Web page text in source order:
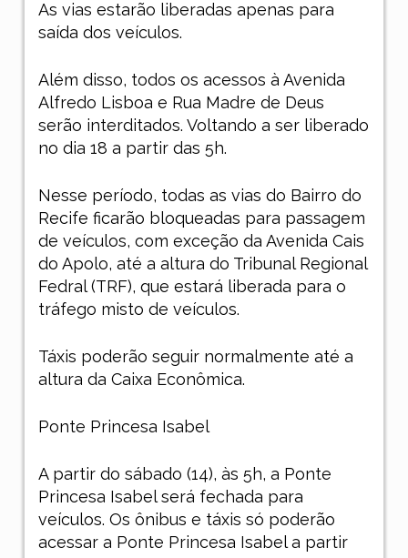
As vias estarão liberadas apenas para
saída dos veículos.
Além disso, todos os acessos à Avenida
Alfredo Lisboa e Rua Madre de Deus
serão interditados. Voltando a ser liberado
no dia 18 a partir das 5h.
Nesse período, todas as vias do Bairro do
Recife ficarão bloqueadas para passagem
de veículos, com exceção da Avenida Cais
do Apolo, até a altura do Tribunal Regional
Fedral (TRF), que estará liberada para o
tráfego misto de veículos.
Táxis poderão seguir normalmente até a
altura da Caixa Econômica.
Ponte Princesa Isabel
A partir do sábado (14), às 5h, a Ponte
Princesa Isabel será fechada para
veículos. Os ônibus e táxis só poderão
acessar a Ponte Princesa Isabel a partir